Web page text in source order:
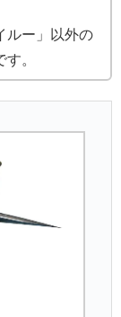
ルー」以外の
。